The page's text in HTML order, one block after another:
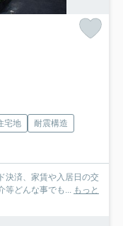
宅地
耐震構造
決済、家賃や入居日の交
等どんな事でも... もっと